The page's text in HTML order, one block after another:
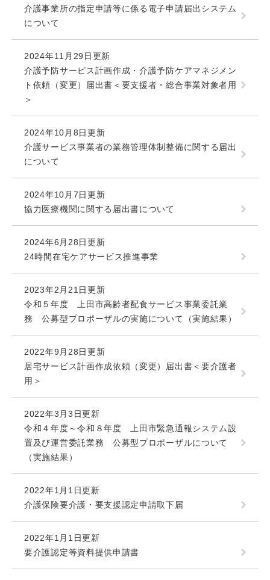
介護事業所の指定申請等に係る電子申請届出システム
について
2024年11月29日更新
介護予防サービス計画作成・介護予防ケアマネジメン
ト依頼（変更）届出書＜要支援者・総合事業対象者用
＞
2024年10月8日更新
介護サービス事業者の業務管理体制整備に関する届出
について
2024年10月7日更新
協力医療機関に関する届出書について
2024年6月28日更新
24時間在宅ケアサービス推進事業
2023年2月21日更新
令和５年度 上田市高齢者配食サービス事業委託業
務 公募型プロポーザルの実施について（実施結果）
2022年9月28日更新
居宅サービス計画作成依頼（変更）届出書＜要介護者
用＞
2022年3月3日更新
令和４年度～令和８年度 上田市緊急通報システム設
置及び運営委託業務 公募型プロポーザルについて
（実施結果）
2022年1月1日更新
介護保険要介護・要支援認定申請取下届
2022年1月1日更新
要介護認定等資料提供申請書